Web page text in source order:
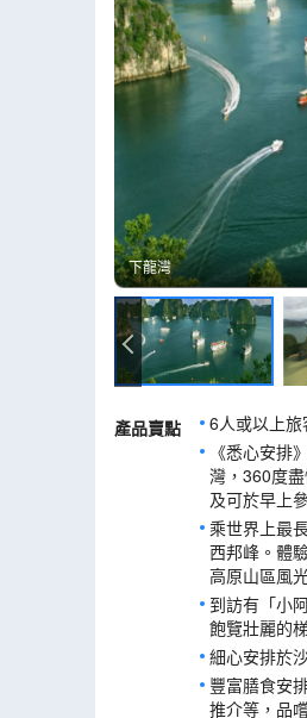
下龍灣
產品賣點
6人或以上旅
《悉心安排
灣，360度
及可於早上
乘世界上最
西邦峰。體
高原山區風
到訪有「小
飽覽壯麗的
細心安排於
豐富膳食安
推介等，品